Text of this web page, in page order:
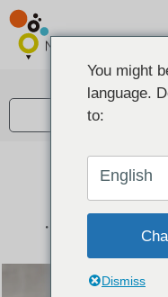
結婚指輪と
下記コースで手
手作り結婚指輪コ
You might
language.
to:
English
Dismiss